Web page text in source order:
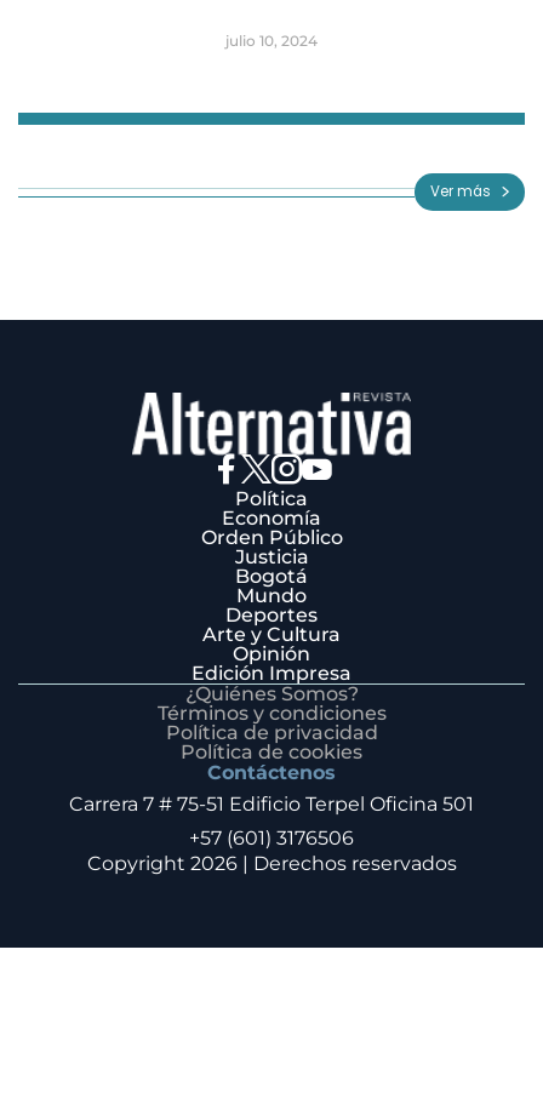
julio 10, 2024
3
Ver más
Política
Economía
Orden Público
Justicia
Bogotá
Mundo
Deportes
Arte y Cultura
Opinión
Edición Impresa
¿Quiénes Somos?
Términos y condiciones
Política de privacidad
Política de cookies
Contáctenos
Carrera 7 # 75-51 Edificio Terpel Oficina 501
+57 (601) 3176506
Copyright 2026 | Derechos reservados